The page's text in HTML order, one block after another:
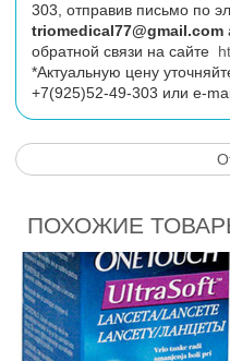
303, отправив письмо по
triomedical77@gmail.com
обратной связи на сайте
*Актуальную цену
+7(925)52-49-303 или e-
ПОХОЖИЕ